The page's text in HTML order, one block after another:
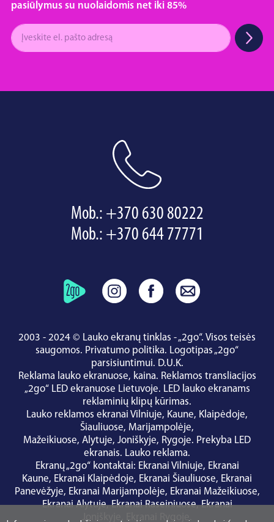
pasiūlymus su nuolaidomis net iki 85%
Mob.: +370 630 80222
Mob.: +370 644 77771
2003 - 2024 © Lauko ekranų tinklas - „2go“. Visos teisės
saugomos. Privatumo politika. Logotipas „2go“
parsisiuntimui. D.U.K.
Reklama lauko ekranuose, kaina. Reklamos transliacijos
„2go“ LED ekranuose Lietuvoje. LED lauko ekranams
reklaminių klipų kūrimas.
Lauko reklamos ekranai Vilniuje, Kaune, Klaipėdoje,
Šiauliuose, Marijampolėje,
Mažeikiuose, Alytuje, Joniškyje, Rygoje. Prekyba LED
ekranais. Lauko reklama.
Ekranų „2go“ kontaktai: Ekranai Vilniuje, Ekranai
Kaune, Ekranai Klaipėdoje, Ekranai Šiauliuose, Ekranai
Panevėžyje, Ekranai Marijampolėje, Ekranai Mažeikiuose,
Ekranai Alytuje,Ekranai Raseiniuose,Ekranai
Joniškyje